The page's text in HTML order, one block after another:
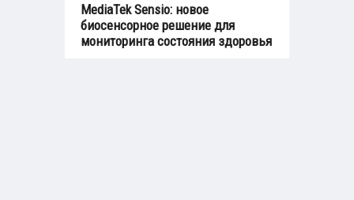
MediaTek Sensio: новое
биосенсорное решение для
мониторинга состояния здоровья